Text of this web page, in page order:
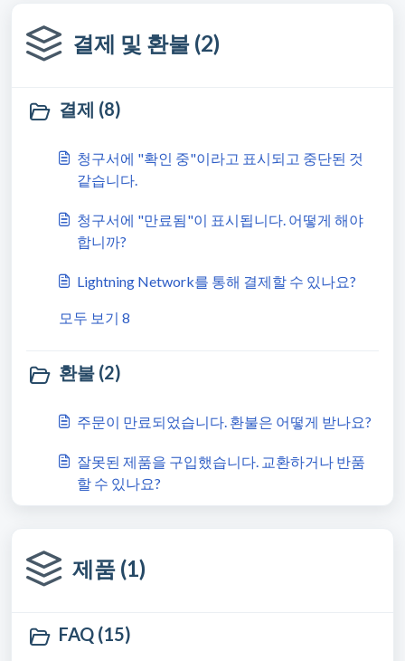
결제 및 환불 (2)
결제 (8)
청구서에 "확인 중"이라고 표시되고 중단된 것
같습니다.
청구서에 "만료됨"이 표시됩니다. 어떻게 해야
합니까?
Lightning Network를 통해 결제할 수 있나요?
모두 보기 8
환불 (2)
주문이 만료되었습니다. 환불은 어떻게 받나요?
잘못된 제품을 구입했습니다. 교환하거나 반품
할 수 있나요?
제품 (1)
FAQ (15)